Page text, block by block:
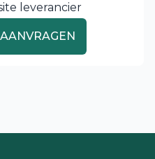
leverancier